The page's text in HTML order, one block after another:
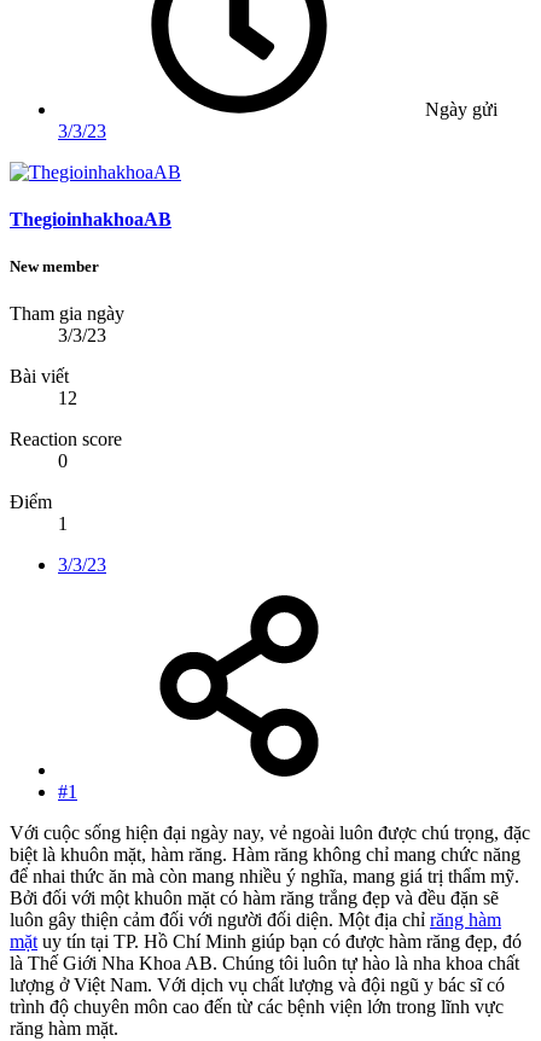
Ngày gửi
3/3/23
ThegioinhakhoaAB
New member
Tham gia ngày
3/3/23
Bài viết
12
Reaction score
0
Điểm
1
3/3/23
#1
Với cuộc sống hiện đại ngày nay, vẻ ngoài luôn được chú trọng, đặc
biệt là khuôn mặt, hàm răng. Hàm răng không chỉ mang chức năng
để nhai thức ăn mà còn mang nhiều ý nghĩa, mang giá trị thẩm mỹ.
Bởi đối với một khuôn mặt có hàm răng trắng đẹp và đều đặn sẽ
luôn gây thiện cảm đối với người đối diện. Một địa chỉ răng hàm
mặt uy tín tại TP. Hồ Chí Minh giúp bạn có được hàm răng đẹp, đó
là Thế Giới Nha Khoa AB. Chúng tôi luôn tự hào là nha khoa chất
lượng ở Việt Nam. Với dịch vụ chất lượng và đội ngũ y bác sĩ có
trình độ chuyên môn cao đến từ các bệnh viện lớn trong lĩnh vực
răng hàm mặt.